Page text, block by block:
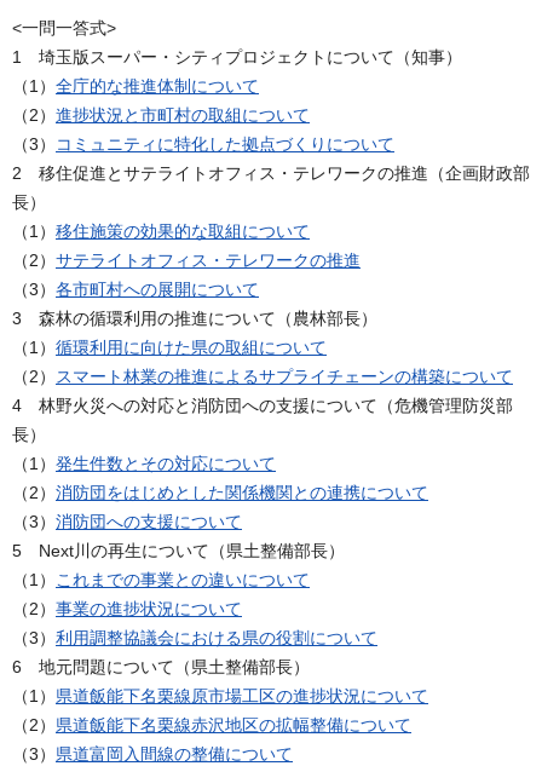
<一問一答式>
1 埼玉版スーパー・シティプロジェクトについて（知事）
（1） 全庁的な推進体制について
（2） 進捗状況と市町村の取組について
（3）
コミュニティに特化した拠点づくりについて
2 移住促進とサテライトオフィス・テレワークの推進（企画財政部
長）
（1） 移住施策の効果的な取組について
（2） サテライトオフィス・テレワークの推進
（3） 各市町村への展開について
3 森林の循環利用の推進について（農林部長）
（1） 循環利用に向けた県の取組について
（2）
スマート林業の推進によるサプライチェーンの構築について
4 林野火災への対応と消防団への支援について（危機管理防災部
長）
（1） 発生件数とその対応について
（2） 消防団をはじめとした関係機関との連携について
（3） 消防団への支援について
5 Next川の再生について（県土整備部長）
（1）
これまでの事業との違いについて
（2） 事業の進捗状況について
（3） 利用調整協議会における県の役割について
6 地元問題について（県土整備部長）
（1） 県道飯能下名栗線原市場工区の進捗状況について
（2） 県道飯能下名栗線赤沢地区の拡幅整備について
（3） 県道富岡入間線の整備について